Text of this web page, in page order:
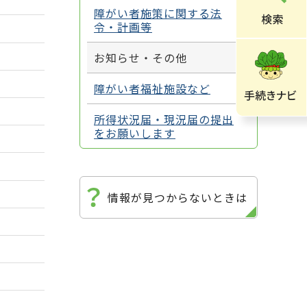
障がい者施策に関する法
令・計画等
お知らせ・その他
障がい者福祉施設など
所得状況届・現況届の提出
をお願いします
情報が見つからないときは